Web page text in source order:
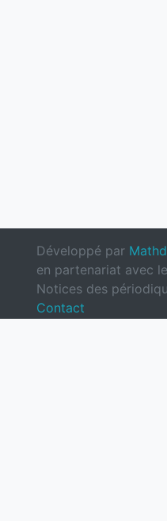
Développé par
en partenariat avec le
Notices des
Contact